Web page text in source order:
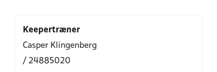
Keepertræner
Casper Klingenberg
/ 24885020